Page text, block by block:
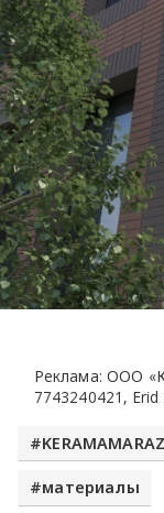
Реклама: ООО
7743240421, Erid
материалы